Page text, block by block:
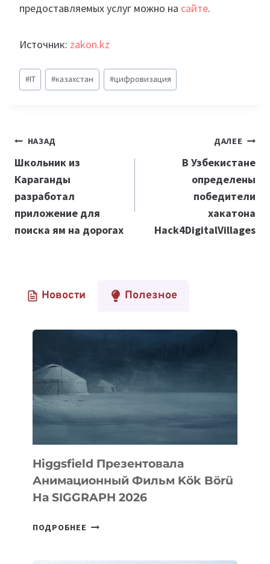
предоставляемых услуг можно на сайте.
Источник: zakon.kz
Метки
записи:
#IT #казахстан #цифровизация
Навигация
по
записям
НАЗАД
Школьник из
Караганды
разработал
приложение для
поиска ям на дорогах
ДАЛЕЕ
В Узбекистане
определены
победители
хакатона
Hack4DigitalVillages
Новости Полезное
Higgsfield Презентовала
Анимационный Фильм Kök Börü
На SIGGRAPH 2026
ПОДРОБНЕЕ HIGGSFIELD